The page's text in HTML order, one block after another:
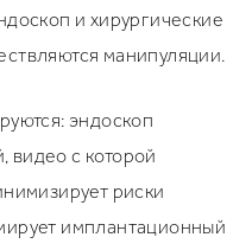
и хирургические
манипуляции.
эндоскоп
с которой
риски
имплантационный